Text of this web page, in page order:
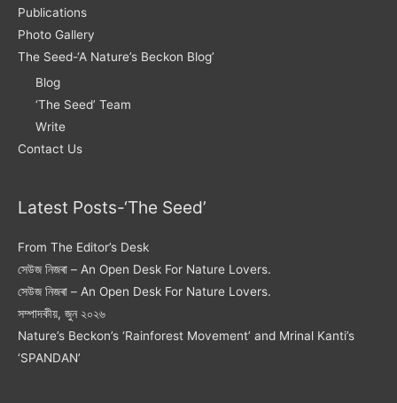
Publications
Photo Gallery
The Seed-‘A Nature’s Beckon Blog’
Blog
‘The Seed’ Team
Write
Contact Us
Latest Posts-‘The Seed’
From The Editor’s Desk
সেউজ নিজৰা – An Open Desk For Nature Lovers.
সেউজ নিজৰা – An Open Desk For Nature Lovers.
সম্পাদকীয়, জুন ২০২৬
Nature’s Beckon’s ‘Rainforest Movement’ and Mrinal Kanti’s
‘SPANDAN’